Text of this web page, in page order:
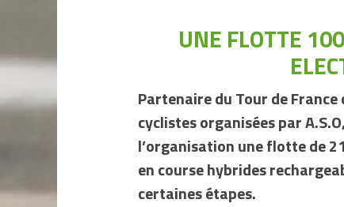
UNE FLOTTE
Partenaire du Tour de
cyclistes organisées par
l’organisation une flotte de
en course hybrides
certaines étapes.